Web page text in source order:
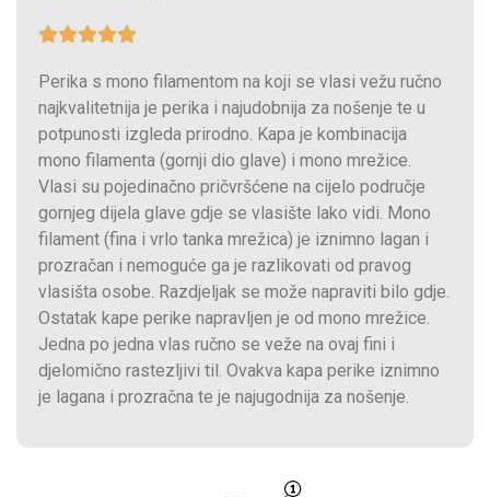
Perika s mono filamentom na koji se vlasi vežu ručno
najkvalitetnija je perika i najudobnija za nošenje te u
potpunosti izgleda prirodno. Kapa je kombinacija
mono filamenta (gornji dio glave) i mono mrežice.
Vlasi su pojedinačno pričvršćene na cijelo područje
gornjeg dijela glave gdje se vlasište lako vidi. Mono
filament (fina i vrlo tanka mrežica) je iznimno lagan i
prozračan i nemoguće ga je razlikovati od pravog
vlasišta osobe. Razdjeljak se može napraviti bilo gdje.
Ostatak kape perike napravljen je od mono mrežice.
Jedna po jedna vlas ručno se veže na ovaj fini i
djelomično rastezljivi til. Ovakva kapa perike iznimno
je lagana i prozračna te je najugodnija za nošenje.